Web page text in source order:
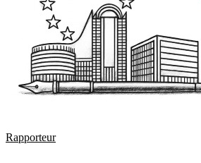
Rapporteur